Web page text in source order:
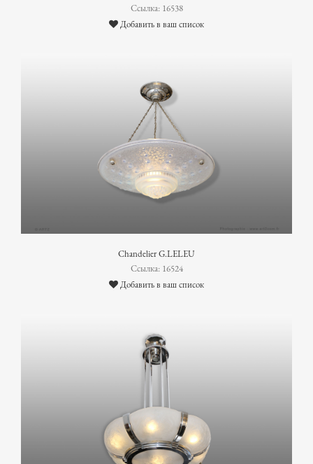
Ссылка: 16538
Добавить в ваш список
Chandelier G.LELEU
Ссылка: 16524
Добавить в ваш список